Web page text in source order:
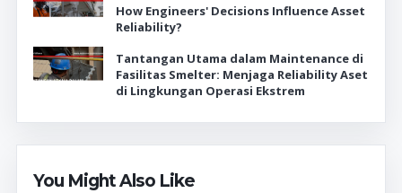
How Engineers' Decisions Influence Asset
Reliability?
Tantangan Utama dalam Maintenance di
Fasilitas Smelter: Menjaga Reliability Aset
di Lingkungan Operasi Ekstrem
You Might Also Like